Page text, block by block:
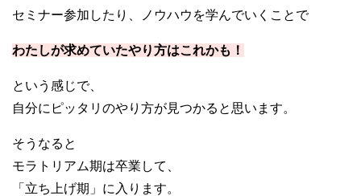
セミナー参加したり、ノウハウを学んでいくことで
わたしが求めていたやり方はこれかも！
という感じで、
自分にピッタリのやり方が見つかると思います。
そうなると
モラトリアム期は卒業して、
「立ち上げ期」に入ります。